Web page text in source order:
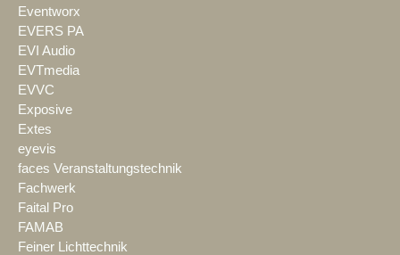
Eventworx
EVERS PA
EVI Audio
EVTmedia
EVVC
Exposive
Extes
eyevis
faces Veranstaltungstechnik
Fachwerk
Faital Pro
FAMAB
Feiner Lichttechnik